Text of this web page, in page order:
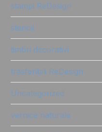
stampi ReDesign
stencil
timbri decorativi
trasferibili ReDesign
Uncategorized
vernice naturale